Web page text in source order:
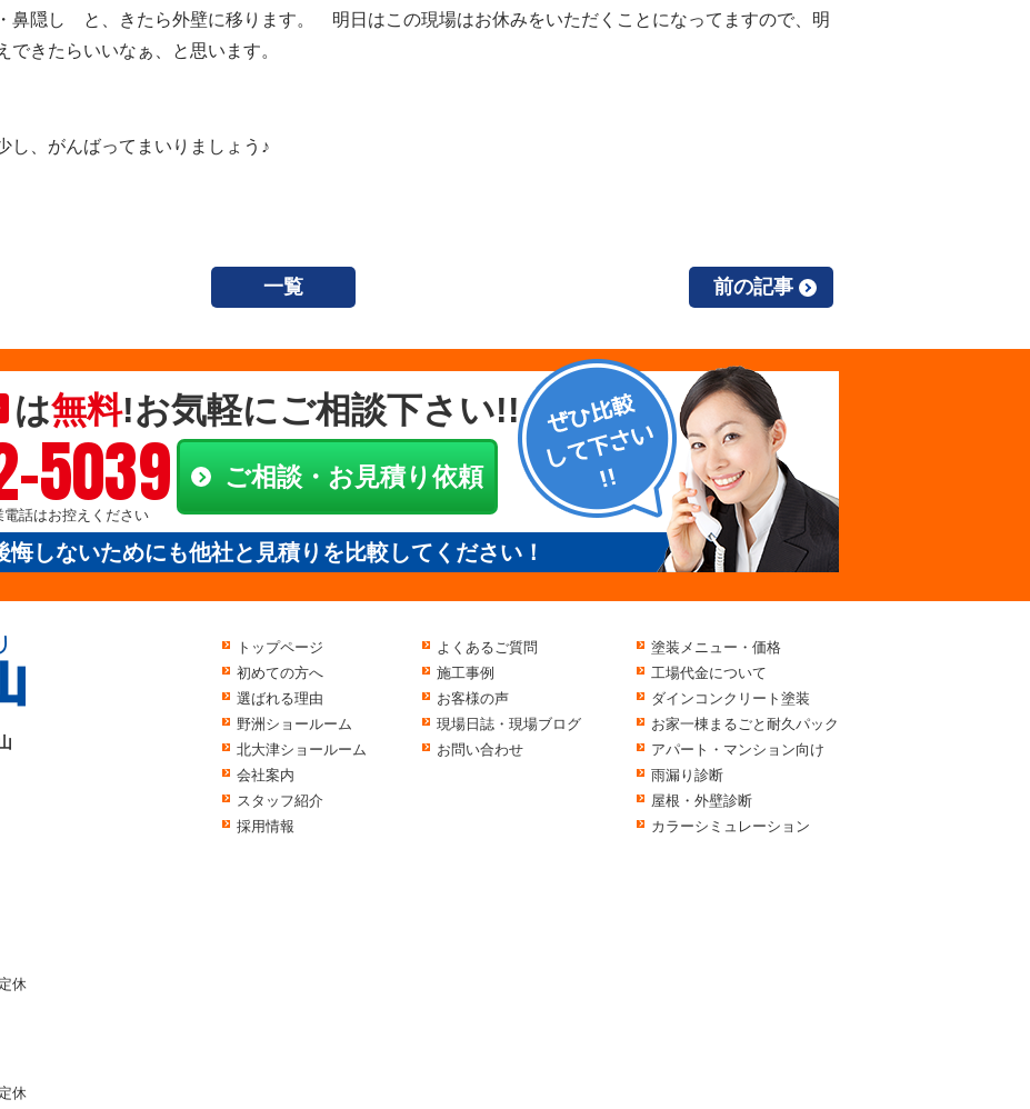
鼻隠し と、きたら外壁に移ります。 明日はこの現場はお休みをいただくことになってますので、明
きたらいいなぁ、と思います。
し、がんばってまいりましょう♪
一覧 前の記事
は無料!お気軽にご相談下さい!!
5039
話はお控えください
ご相談・お見積り依頼
しないためにも他社と見積りを比較してください！
休
休
トップページ
初めての方へ
選ばれる理由
野洲ショールーム
北大津ショールーム
会社案内
スタッフ紹介
採用情報
よくあるご質問
施工事例
お客様の声
現場日誌・現場ブログ
お問い合わせ
塗装メニュー・価格
工場代金について
ダインコンクリート塗装
お家一棟まるごと耐久パック
アパート・マンション向け
雨漏り診断
屋根・外壁診断
カラーシミュレーション